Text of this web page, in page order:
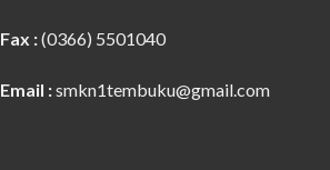
Fax :(0366) 5501040
Email :smkn1tembuku@gmail.com